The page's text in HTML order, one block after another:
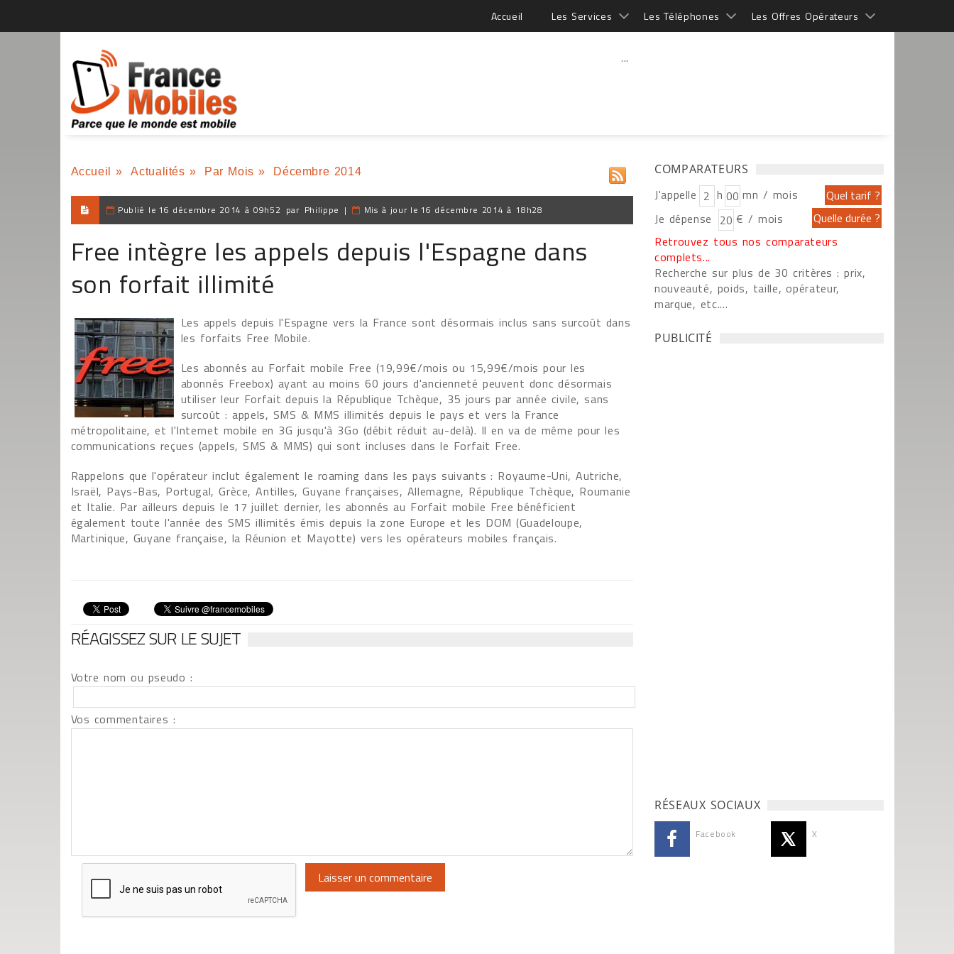
Accueil Les Services Les Téléphones Les Offres Opérateurs
...
Accueil » Actualités » Par Mois » Décembre 2014
Publié le 16 décembre 2014 à 09h52 par Philippe | Mis à jour le 16 décembre 2014 à 18h28
Free intègre les appels depuis l'Espagne dans
son forfait illimité
Les appels depuis l'Espagne vers la France sont désormais inclus sans surcoût dans
les forfaits Free Mobile.
Les abonnés au Forfait mobile Free (19,99€/mois ou 15,99€/mois pour les
abonnés Freebox) ayant au moins 60 jours d'ancienneté peuvent donc désormais
utiliser leur Forfait depuis la République Tchèque, 35 jours par année civile, sans
surcoût : appels, SMS & MMS illimités depuis le pays et vers la France
métropolitaine, et l'Internet mobile en 3G jusqu'à 3Go (débit réduit au-delà). Il en va de même pour les
communications reçues (appels, SMS & MMS) qui sont incluses dans le Forfait Free.
Rappelons que l'opérateur inclut également le roaming dans les pays suivants : Royaume-Uni, Autriche,
Israël, Pays-Bas, Portugal, Grèce, Antilles, Guyane françaises, Allemagne, République Tchèque, Roumanie
et Italie. Par ailleurs depuis le 17 juillet dernier, les abonnés au Forfait mobile Free bénéficient
également toute l'année des SMS illimités émis depuis la zone Europe et les DOM (Guadeloupe,
Martinique, Guyane française, la Réunion et Mayotte) vers les opérateurs mobiles français.
RÉAGISSEZ SUR LE SUJET
Votre nom ou pseudo :
Vos commentaires :
COMPARATEURS
J'appelle h
mn / mois
Je dépense
€ / mois
Retrouvez tous nos comparateurs
complets...
Recherche sur plus de 30 critères : prix,
nouveauté, poids, taille, opérateur,
marque, etc....
PUBLICITÉ
RÉSEAUX SOCIAUX
Facebook X